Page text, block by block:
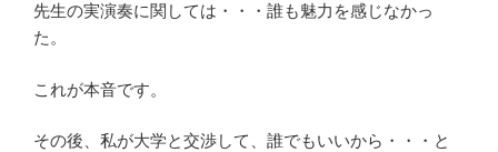
先生の実演奏に関しては・・・誰も魅力を感じなかっ
た。
これが本音です。
その後、私が大学と交渉して、誰でもいいから・・・と